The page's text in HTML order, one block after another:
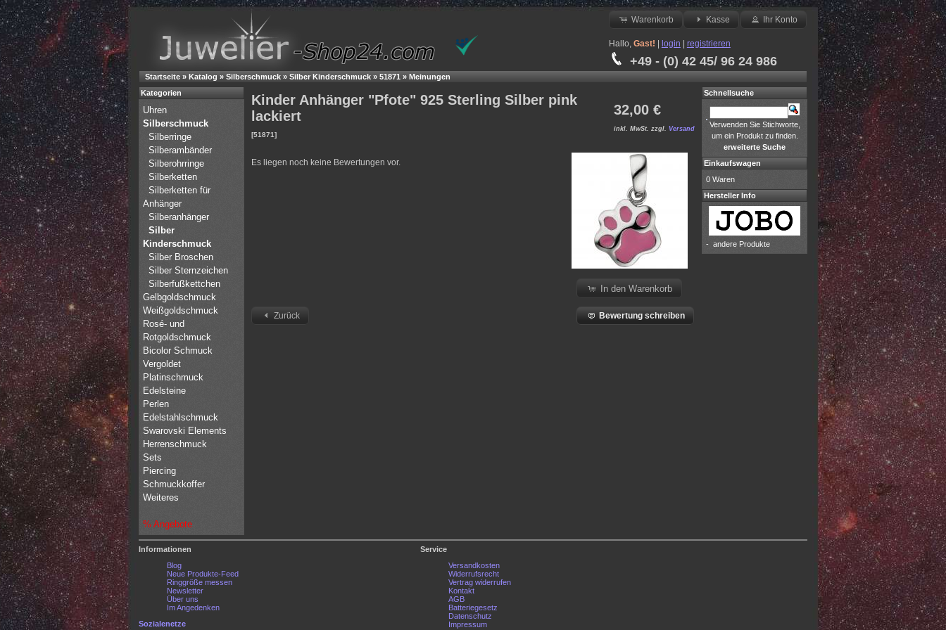
Warenkorb Kasse Ihr Konto
Hallo, Gast! login registrieren
+49 - (0) 42 45/ 96 24 986
Startseite » Katalog » Silberschmuck » Silber Kinderschmuck » 51871 » Meinungen
32,00 €
inkl. MwSt. zzgl. Versand
Kinder Anhänger "Pfote" 925 Sterling Silber pink
lackiert
[51871]
In den Warenkorb
Es liegen noch keine Bewertungen vor.
Bewertung schreiben
Zurück
Kategorien
Uhren
Silberschmuck
Silberringe
Silberambänder
Silberohrringe
Silberketten
Silberketten für
Anhänger
Silberanhänger
Silber
Kinderschmuck
Silber Broschen
Silber Sternzeichen
Silberfußkettchen
Gelbgoldschmuck
Weißgoldschmuck
Rosé- und
Rotgoldschmuck
Bicolor Schmuck
Vergoldet
Platinschmuck
Edelsteine
Perlen
Edelstahlschmuck
Swarovski Elements
Herrenschmuck
Sets
Piercing
Schmuckkoffer
Weiteres
% Angebote
Schnellsuche
Verwenden Sie Stichworte,
um ein Produkt zu finden.
erweiterte Suche
Einkaufswagen
0 Waren
Hersteller Info
- andere Produkte
Informationen
Blog
Neue Produkte-Feed
Ringgröße messen
Newsletter
Über uns
Im Angedenken
Sozialenetze
Service
Versandkosten
Widerrufsrecht
Vertrag widerrufen
Kontakt
AGB
Batteriegesetz
Datenschutz
Impressum